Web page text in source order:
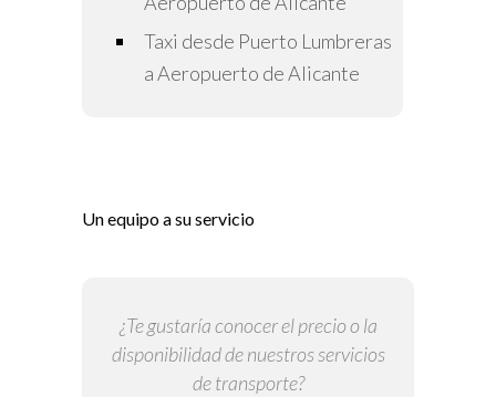
Taxi desde Puerto Lumbreras
a Aeropuerto de Alicante
Un equipo a su servicio
¿Te gustaría conocer el precio o la
disponibilidad de nuestros servicios
de transporte?